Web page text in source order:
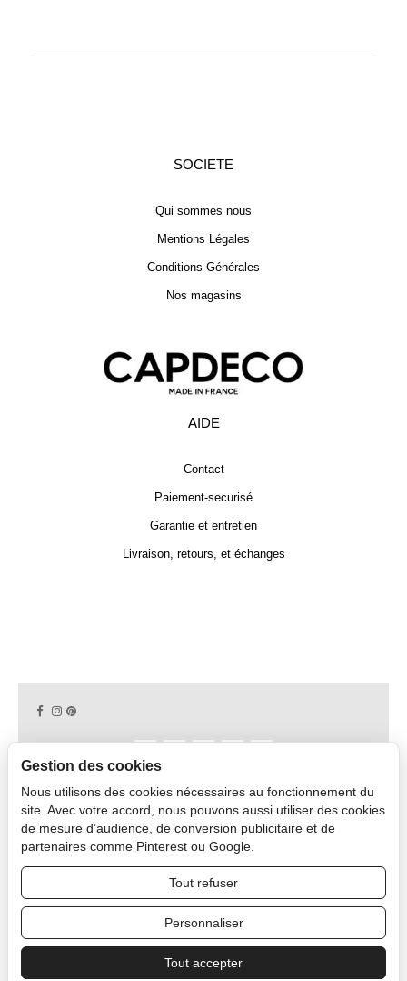
SOCIETE
Qui sommes nous
Mentions Légales
Conditions Générales
Nos magasins
AIDE
Contact
Paiement-securisé
Garantie et entretien
Livraison, retours, et échanges
Espace Professionnel
Gestion des cookies
Nous utilisons des cookies nécessaires au fonctionnement du
site. Avec votre accord, nous pouvons aussi utiliser des cookies
de mesure d’audience, de conversion publicitaire et de
partenaires comme Pinterest ou Google.
Tout refuser
Personnaliser
Tout accepter